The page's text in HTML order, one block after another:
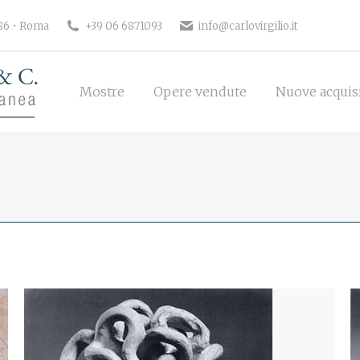
• Roma +39 06 6871093 info@carlovirgilio.it
Mostre Opere vendute Nuove